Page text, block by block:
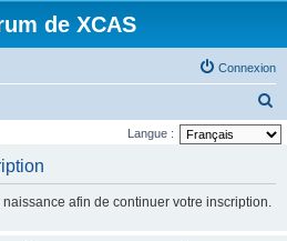
de XCAS
Connexion
e
Langue :
afin de continuer votre inscription.